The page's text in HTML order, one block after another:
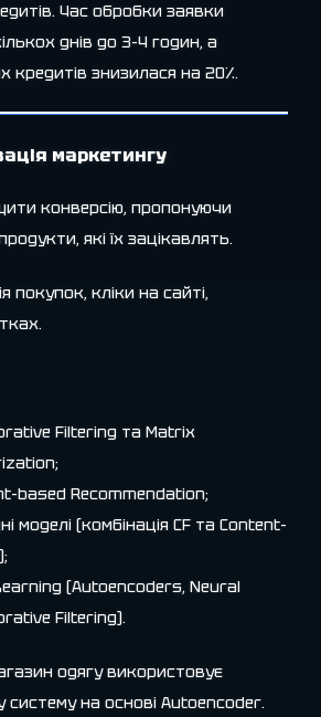
Час обробки заявки
днів до 3–4 годин, а
кредитів знизилася на 20%.
маркетингу
конверсію, пропонуючи
які їх зацікавлять.
покупок, кліки на сайті,
Filtering та Matrix
based Recommendation;
моделі (комбінація CF та Content-
(Autoencoders, Neural
Filtering).
одягу використовує
на основі Autoencoder.